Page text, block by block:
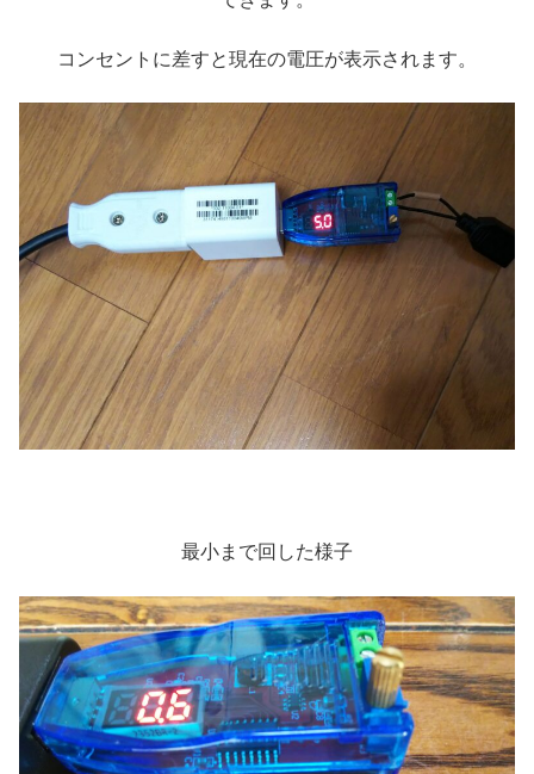
コンセントに差すと現在の電圧が表示されます。
最小まで回した様子